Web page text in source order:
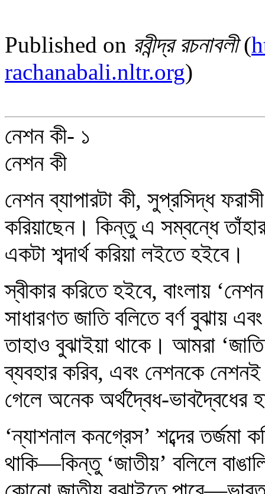
Published on রবীন্দ্র রচনাবলী(
rachanabali.nltr.org)
নেশন কী- ১
নেশন কী
নেশন ব্যাপারটা কী, সুপ্রসিদ্ধ
করিয়াছেন। কিন্তু এ সম্বন্ধে
একটা শব্দার্থ করিয়া লইতে হইবে।
স্বীকার করিতে হইবে, বাংলায়
সাধারণত জাতি বলিতে বর্ণ বুঝায়
তাহাও বুঝাইয়া থাকে। আমরা
ব্যবহার করিব, এবং নেশনকে নেশনই
গেলে অনেক অর্থদ্বৈধ-ভাবদ্বৈধের
‘ন্যাশনাল কনগ্রেস’ শব্দের তর্জমা
থাকি—কিন্তু ‘জাতীয়’ বলিলে